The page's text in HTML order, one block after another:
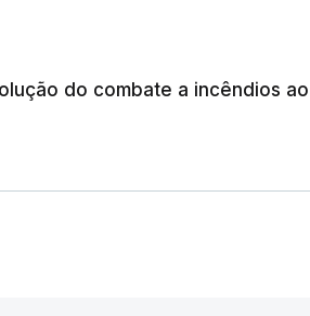
do combate a incêndios ao